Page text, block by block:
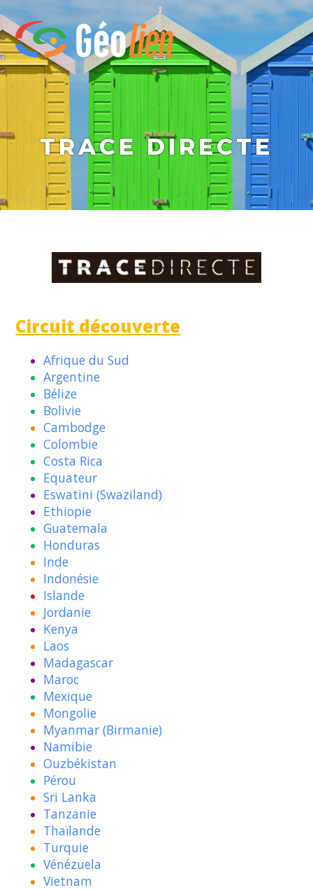
TRACE DIRECTE
Circuit découverte
Afrique du Sud
Argentine
Bélize
Bolivie
Cambodge
Colombie
Costa Rica
Equateur
Eswatini (Swaziland)
Ethiopie
Guatemala
Honduras
Inde
Indonésie
Islande
Jordanie
Kenya
Laos
Madagascar
Maroc
Mexique
Mongolie
Myanmar (Birmanie)
Namibie
Ouzbékistan
Pérou
Sri Lanka
Tanzanie
Thaïlande
Turquie
Vénézuela
Vietnam